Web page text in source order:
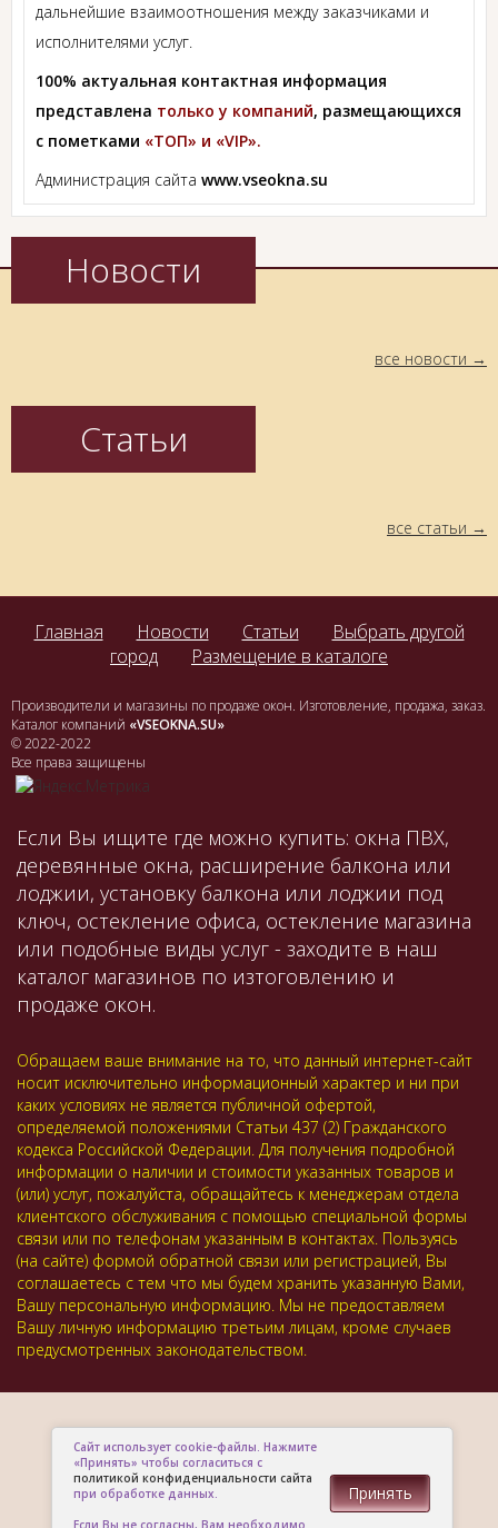
дальнейшие взаимоотношения между заказчиками и
исполнителями услуг.
100% актуальная контактная информация
представлена только у компаний, размещающихся
с пометками «ТОП» и «VIP».
Администрация сайта www.vseokna.su
Новости
все новости
Статьи
все статьи
Главная Новости Статьи
Выбрать другой
город
Размещение в каталоге
Производители и магазины по продаже окон. Изготовление, продажа, заказ.
Каталог компаний «VSEOKNA.SU»
© 2022-2022
Все права защищены
Если Вы ищите где можно купить: окна ПВХ,
деревянные окна, расширение балкона или
лоджии, установку балкона или лоджии под
ключ, остекление офиса, остекление магазина
или подобные виды услуг - заходите в наш
каталог магазинов по изтоговлению и
продаже окон.
Обращаем ваше внимание на то, что данный интернет-сайт
носит исключительно информационный характер и ни при
каких условиях не является публичной офертой,
определяемой положениями Статьи 437 (2) Гражданского
кодекса Российской Федерации. Для получения подробной
информации о наличии и стоимости указанных товаров и
(или) услуг, пожалуйста, обращайтесь к менеджерам отдела
клиентского обслуживания с помощью специальной формы
связи или по телефонам указанным в контактах. Пользуясь
(на сайте) формой обратной связи или регистрацией, Вы
соглашаетесь с тем что мы будем хранить указанную Вами,
Вашу персональную информацию. Мы не предоставляем
Вашу личную информацию третьим лицам, кроме случаев
предусмотренных законодательством.
Сайт использует cookie-файлы. Нажмите
«Принять» чтобы согласиться с
политикой конфиденциальности сайта
при обработке данных.
Если Вы не согласны, Вам необходимо
Принять